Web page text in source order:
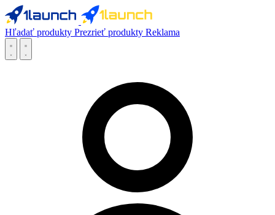
Hľadať produkty Prezrieť produkty Reklama